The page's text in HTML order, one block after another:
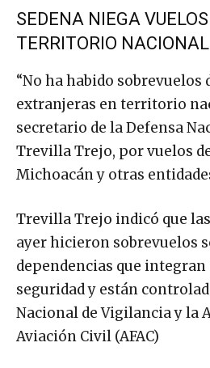
SEDENA NIEGA
TERRITORIO NACIONAL
“No ha habido sobrevuelos
extranjeras en territorio
secretario de la Defensa
Trevilla Trejo, por vuelos
Michoacán y otras
Trevilla Trejo indicó que
ayer hicieron sobrevuelos
dependencias que integran
seguridad y están
Nacional de Vigilancia y la
Aviación Civil (AFAC)